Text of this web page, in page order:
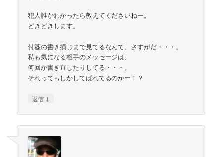
犯人誰かわかったら教えてくださいねー。
どきどきします。
付箋の書き損じまで見てるなんて、さすがだ・・・。
私も気になる相手のメッセージは、
何回か書き直したりしてる・・・。
それってもしかしてばれてるのかー！？
返信 ↓